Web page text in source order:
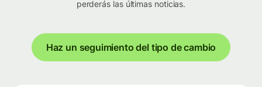
perderás las últimas noticias.
Haz un seguimiento del tipo de cambio